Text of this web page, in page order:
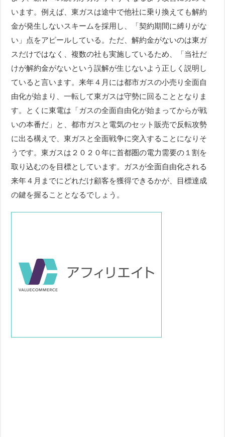
います。例えば、東ガスは途中で他社に乗り換えても解約
金が発生しないスキームを採用し、「契約期間に縛りがな
い」点をアピールしている。ただ、解約金がないのは東ガ
スだけではなく、複数の社も実施しているため、「当社だ
けが解約金がないという誤解が生じないよう正しく説明し
ていると言います。来年４月には都市ガスの小売り全面自
由化が始まり、一転して東ガスは守勢に回ることとなりま
す。とくに東電は「ガスの全面自由化が始まってからが戦
いの本番だ」と、都市ガスと電気のセット販売で反転攻勢
に出る構えで、東ガスと全面戦争に突入することになりそ
うです。東ガスは２０２０年に首都圏の電力需要の１割を
取り込むのを目標としています。ガスが全面自由化される
来年４月までにどれだけ顧客を獲得できるかが、目標達成
の鍵を握ることとなるでしょう。